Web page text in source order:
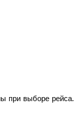
при выборе рейса.